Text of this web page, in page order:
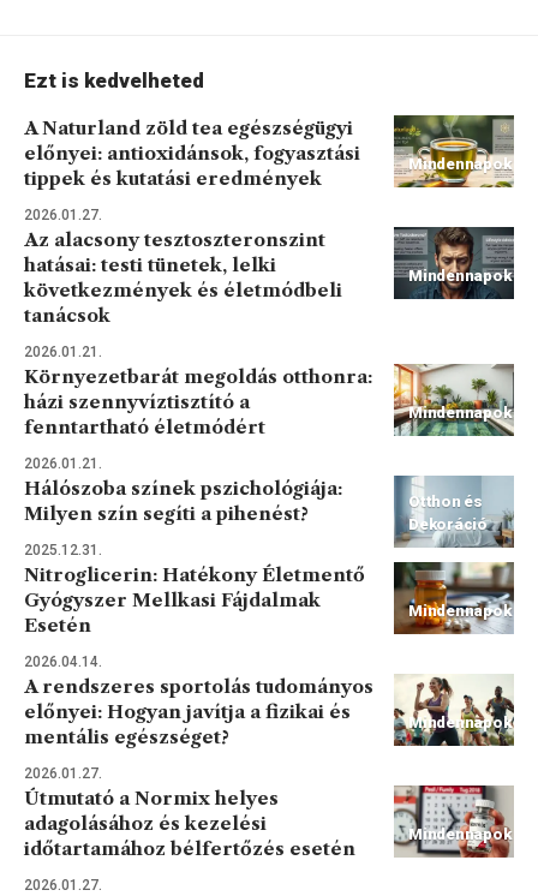
Ezt is kedvelheted
Mindennapok
A Naturland zöld tea egészségügyi
előnyei: antioxidánsok, fogyasztási
tippek és kutatási eredmények
2026.01.27.
Mindennapok
Az alacsony tesztoszteronszint
hatásai: testi tünetek, lelki
következmények és életmódbeli
tanácsok
2026.01.21.
Mindennapok
Környezetbarát megoldás otthonra:
házi szennyvíztisztító a
fenntartható életmódért
2026.01.21.
Otthon és
Dekoráció
Hálószoba színek pszichológiája:
Milyen szín segíti a pihenést?
2025.12.31.
Mindennapok
Nitroglicerin: Hatékony Életmentő
Gyógyszer Mellkasi Fájdalmak
Esetén
2026.04.14.
Mindennapok
A rendszeres sportolás tudományos
előnyei: Hogyan javítja a fizikai és
mentális egészséget?
2026.01.27.
Mindennapok
Útmutató a Normix helyes
adagolásához és kezelési
időtartamához bélfertőzés esetén
2026.01.27.